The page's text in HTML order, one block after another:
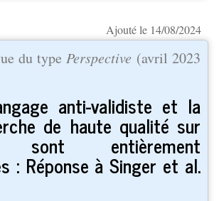
Ajouté le 14/08/2024
du typePerspective (avril 2023
anti-validiste et la
de haute qualité sur
sont entièrement
: Réponse à Singer et al.